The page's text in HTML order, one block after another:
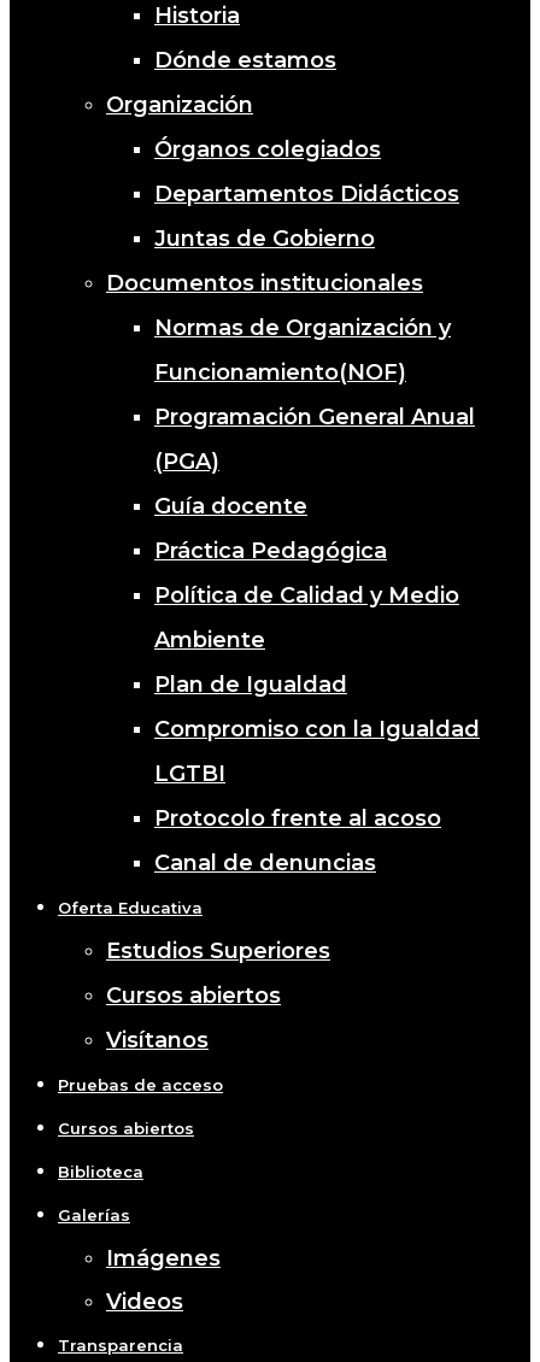
Historia
Dónde estamos
Organización
Órganos colegiados
Departamentos Didácticos
Juntas de Gobierno
Documentos institucionales
Normas de Organización y
Funcionamiento(NOF)
Programación General Anual
(PGA)
Guía docente
Práctica Pedagógica
Política de Calidad y Medio
Ambiente
Plan de Igualdad
Compromiso con la Igualdad
LGTBI
Protocolo frente al acoso
Canal de denuncias
Oferta Educativa
Estudios Superiores
Cursos abiertos
Visítanos
Pruebas de acceso
Cursos abiertos
Biblioteca
Galerías
Imágenes
Videos
Transparencia